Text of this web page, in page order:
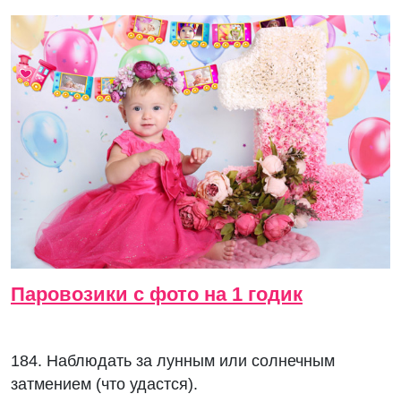
Паровозики с фото на 1 годик
184. Наблюдать за лунным или солнечным
затмением (что удастся).